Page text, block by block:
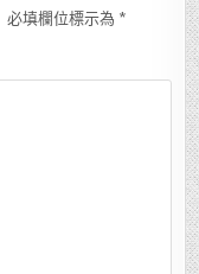
必填欄位標示為 *